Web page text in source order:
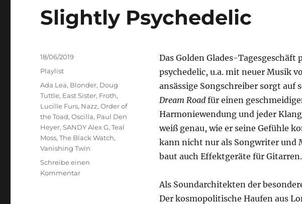
Slightly Psychedelic
Das Golden Glades-
psychedelic, u.a. mit neuer Musik
ansässige Songschreiber sorgt auf
Dream Roadfür einen
Harmoniewendung und jeder
weiß genau, wie er seine Gefühle
kann nicht nur als Songwriter
baut auch Effektgeräte für Gitarren.
Als Soundarchitekten der
Der kosmopolitische Haufen aus
Veröffentlicht
am
18/06/2019
Kategorien
Playlist
Schlagwörter
Ada Lea, Blonder, Doug
Tuttle, East Sister, Froth,
Lucille Furs, Nazz,Order of
the Toad,Oscilla, Paul Den
Heyer,SANDY Alex G,Teal
Moss,The Black Watch,
Vanishing Twin
Schreibe einen
Kommentarzu